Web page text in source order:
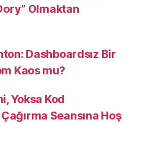
Olmaktan
Dashboardsız Bir
Kaos mu?
Yoksa Kod
Seansına Hoş